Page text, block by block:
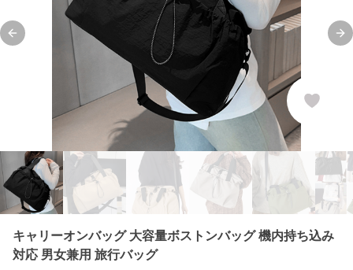
Previous slide
キャリーオンバッグ 大容量ボストンバッグ 機内持ち込み
対応 男女兼用 旅行バッグ